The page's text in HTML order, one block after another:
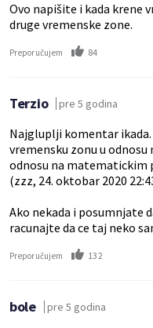
Ovo napišite i kada krene
druge vremenske zone.
Preporučujem 84
Terzio pre 5 godina
Najgluplji komentar
vremensku zonu u odnosu
odnosu na matematickim
(zzz, 24. oktobar 2020
Ako nekada i posumnjate
racunajte da ce taj neko
Preporučujem 132
bole pre 5 godina